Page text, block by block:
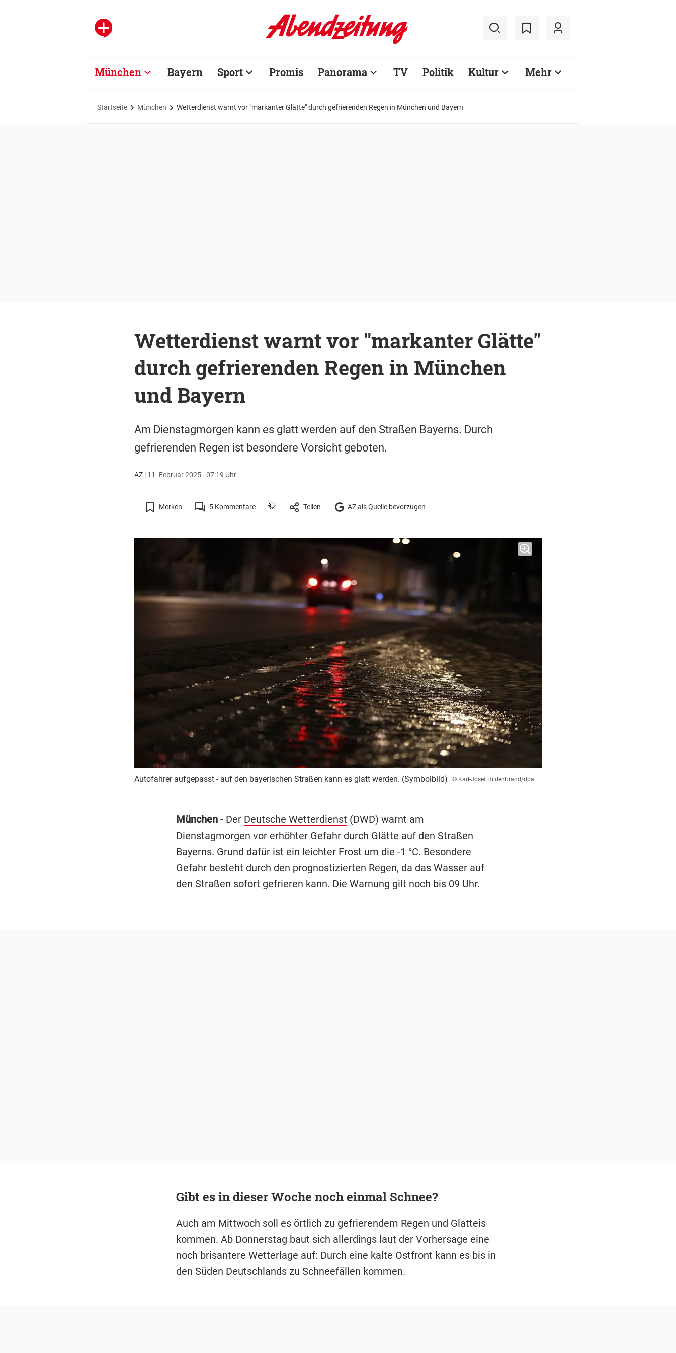
München Bayern Sport Promis Panorama TV Politik Kultur Mehr
Startseite München Wetterdienst warnt vor "markanter Glätte" durch gefrierenden Regen in München und Bayern
Wetterdienst warnt vor "markanter Glätte"
durch gefrierenden Regen in München
und Bayern
Am Dienstagmorgen kann es glatt werden auf den Straßen Bayerns. Durch
gefrierenden Regen ist besondere Vorsicht geboten.
AZ| 11. Februar 2025 - 07:19 Uhr
Merken 5Kommentare Teilen AZ als Quelle bevorzugen
Autofahrer aufgepasst - auf den bayerischen Straßen kann es glatt werden. (Symbolbild) © Karl-Josef Hildenbrand/dpa
München- Der Deutsche Wetterdienst (DWD) warnt am
Dienstagmorgen vor erhöhter Gefahr durch Glätte auf den Straßen
Bayerns. Grund dafür ist ein leichter Frost um die -1 °C. Besondere
Gefahr besteht durch den prognostizierten Regen, da das Wasser auf
den Straßen sofort gefrieren kann. Die Warnung gilt noch bis 09 Uhr.
Gibt es in dieser Woche noch einmal Schnee?
Auch am Mittwoch soll es örtlich zu gefrierendem Regen und Glatteis
kommen. Ab Donnerstag baut sich allerdings laut der Vorhersage eine
noch brisantere Wetterlage auf: Durch eine kalte Ostfront kann es bis in
den Süden Deutschlands zu Schneefällen kommen.